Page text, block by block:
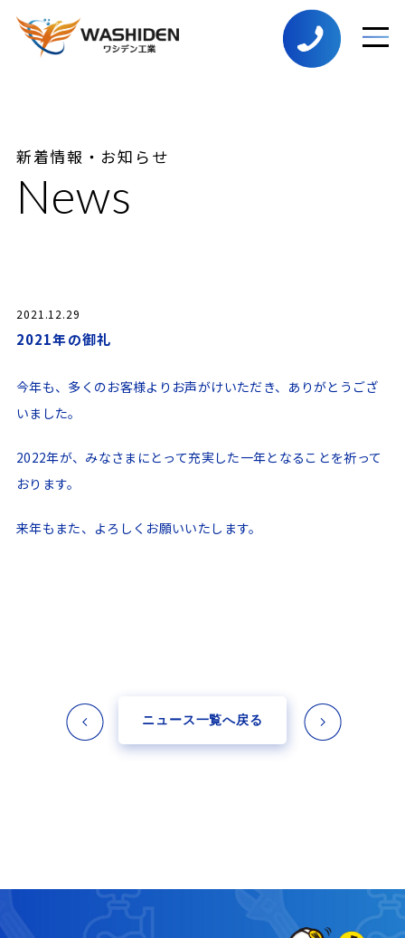
News
新着情報・お知らせ
2021.12.29
2021年の御礼
今年も、多くのお客様よりお声がけいただき、ありがとうござ
いました。
2022年が、みなさまにとって充実した一年となることを祈って
おります。
来年もまた、よろしくお願いいたします。
ニュース一覧へ戻る